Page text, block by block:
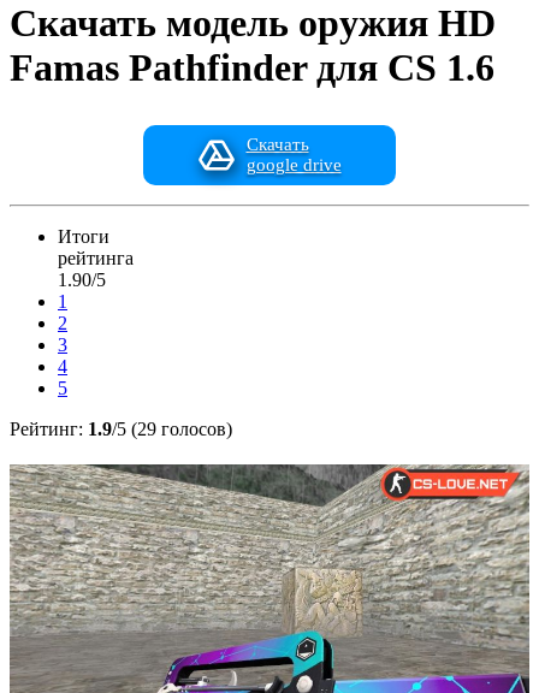
Скачать модель оружия HD
Famas Pathfinder для CS 1.6
Скачать
google drive
Итоги
рейтинга
1.90/5
1
2
3
4
5
Рейтинг: 1.9/5 (29 голосов)